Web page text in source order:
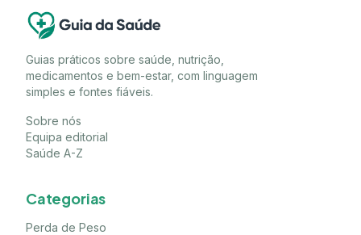
Guias práticos sobre saúde, nutrição,
medicamentos e bem-estar, com linguagem
simples e fontes fiáveis.
Sobre nós
Equipa editorial
Saúde A-Z
Categorias
Perda de Peso